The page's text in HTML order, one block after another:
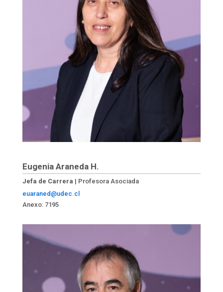
Eugenia Araneda H.
Jefa de Carrera | Profesora Asociada
euaraned@udec.cl
Anexo: 7195